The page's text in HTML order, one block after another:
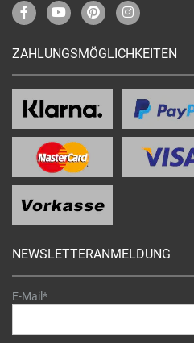
ZAHLUNGSMÖGLICHKEITEN
NEWSLETTERANMELDUNG
E-Mail*